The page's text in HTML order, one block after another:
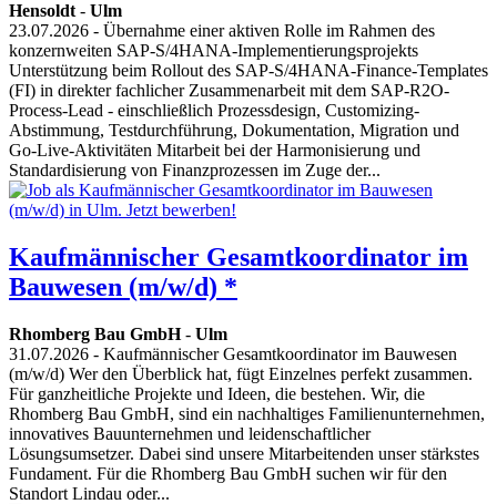
Hensoldt - Ulm
23.07.2026 - Übernahme einer aktiven Rolle im Rahmen des
konzernweiten SAP-S/4HANA-Implementierungsprojekts
Unterstützung beim Rollout des SAP-S/4HANA-Finance-Templates
(FI) in direkter fachlicher Zusammenarbeit mit dem SAP-R2O-
Process-Lead - einschließlich Prozessdesign, Customizing-
Abstimmung, Testdurchführung, Dokumentation, Migration und
Go-Live-Aktivitäten Mitarbeit bei der Harmonisierung und
Standardisierung von Finanzprozessen im Zuge der...
Kaufmännischer Gesamtkoordinator im
Bauwesen (m/w/d) *
Rhomberg Bau GmbH- Ulm
31.07.2026 - Kaufmännischer Gesamtkoordinator im Bauwesen
(m/w/d) Wer den Überblick hat, fügt Einzelnes perfekt zusammen.
Für ganzheitliche Projekte und Ideen, die bestehen. Wir, die
Rhomberg Bau GmbH, sind ein nachhaltiges Familienunternehmen,
innovatives Bauunternehmen und leidenschaftlicher
Lösungsumsetzer. Dabei sind unsere Mitarbeitenden unser stärkstes
Fundament. Für die Rhomberg Bau GmbH suchen wir für den
Standort Lindau oder...